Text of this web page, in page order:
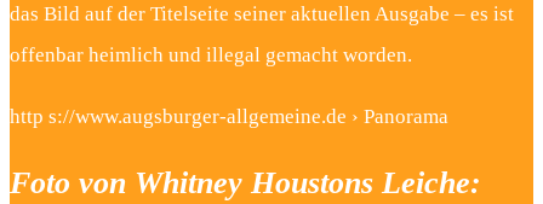
das Bild auf der Titelseite seiner aktuellen Ausgabe – es ist
offenbar heimlich und illegal gemacht worden.
http s://www.augsburger-allgemeine.de › Panorama
Foto von Whitney Houstons Leiche: